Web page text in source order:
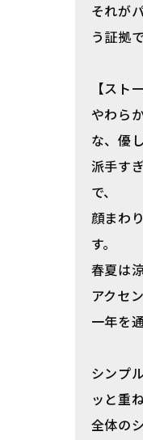
それが
う証拠で
【スト
やわら
な、優
派手す
で、
顔まわ
す。
春夏は
アクセ
一年を
シンプ
ッと重
全体の